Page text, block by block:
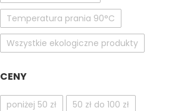
Temperatura prania 90°C
Wszystkie ekologiczne produkty
CENY
poniżej 50 zł 50 zł do 100 zł